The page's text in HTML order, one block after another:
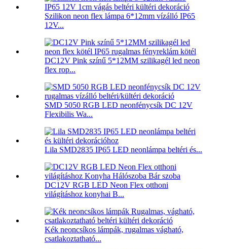
Szilikon neon flex lámpa 6*12mm vízálló IP65
12V...
DC12V Pink színű 5*12MM szilikagél led neon
flex rop...
SMD 5050 RGB LED neonfénycsík DC 12V
Flexibilis Wa...
Lila SMD2835 IP65 LED neonlámpa beltéri és...
DC12V RGB LED Neon Flex otthoni
világításhoz konyhai B...
Kék neoncsíkos lámpák, rugalmas vágható,
csatlakoztatható...